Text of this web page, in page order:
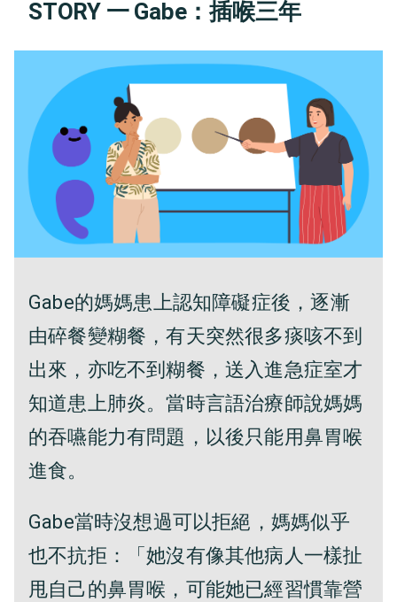
STORY 一 Gabe：插喉三年
Gabe的媽媽患上認知障礙症後，逐漸
由碎餐變糊餐，有天突然很多痰咳不到
出來，亦吃不到糊餐，送入進急症室才
知道患上肺炎。當時言語治療師說媽媽
的吞嚥能力有問題，以後只能用鼻胃喉
進食。
Gabe當時沒想過可以拒絕，媽媽似乎
也不抗拒：「她沒有像其他病人一樣扯
甩自己的鼻胃喉，可能她已經習慣靠營